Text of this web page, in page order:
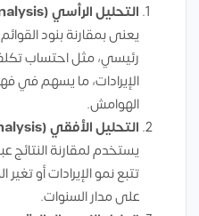
التحليل الرأسي (Vertical Analysis)
يعنى بمقارنة بنود
رئيسي، مثل احتساب
الإيرادات، ما يسهم في
الهوامش.
التحليل الأفقي (Horizontal Analysis)
يستخدم لمقارنة النتائج
تتبع نمو الإيرادات أو
على مدار السنوات.